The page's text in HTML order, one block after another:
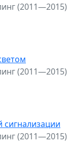
(2011—2015)
(2011—2015)
сигнализации
(2011—2015)